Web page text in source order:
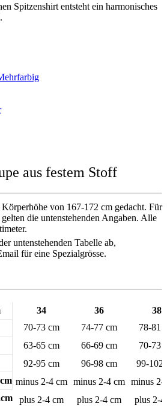
Spitzenshirt entsteht ein harmonisches
aus festem Stoff
von 167-172 cm gedacht. Für
die untenstehenden Angaben. Alle
untenstehenden Tabelle ab,
für eine Spezialgrösse.
34
70-73 cm
63-65 cm
92-95 cm
minus 2-4 cm
plus 2-4 cm
36
74-77 cm
66-69 cm
96-98 cm
minus 2-4 cm
plus 2-4 cm
38
78-81
70-73
99-102
minus 2-
plus 2-4